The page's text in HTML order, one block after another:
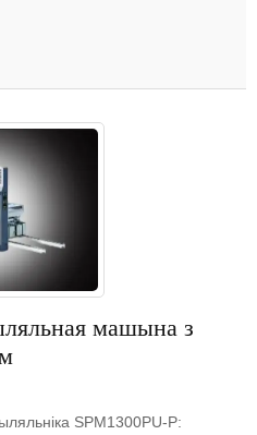
машына з
SPM1300PU-P: